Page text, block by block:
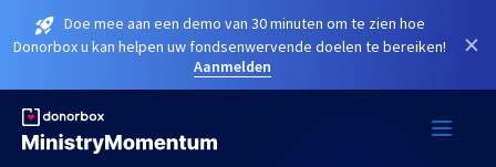
Doe mee aan een demo van 30 minuten om te zien hoe
Donorbox u kan helpen uw fondsenwervende doelen te bereiken!
Aanmelden
×